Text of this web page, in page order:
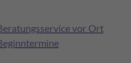
vor Ort